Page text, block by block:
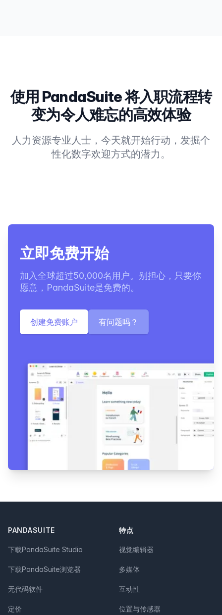
使用 PandaSuite 将入职流程转
变为令人难忘的高效体验
人力资源专业人士，今天就开始行动，发掘个
性化数字欢迎方式的潜力。
立即免费开始
加入全球超过50,000名用户。别担心，只要你
愿意，PandaSuite是免费的。
创建免费账户 有问题吗？
PANDASUITE
下载PandaSuite Studio
下载PandaSuite浏览器
无代码软件
定价
特点
视觉编辑器
多媒体
互动性
位置与传感器